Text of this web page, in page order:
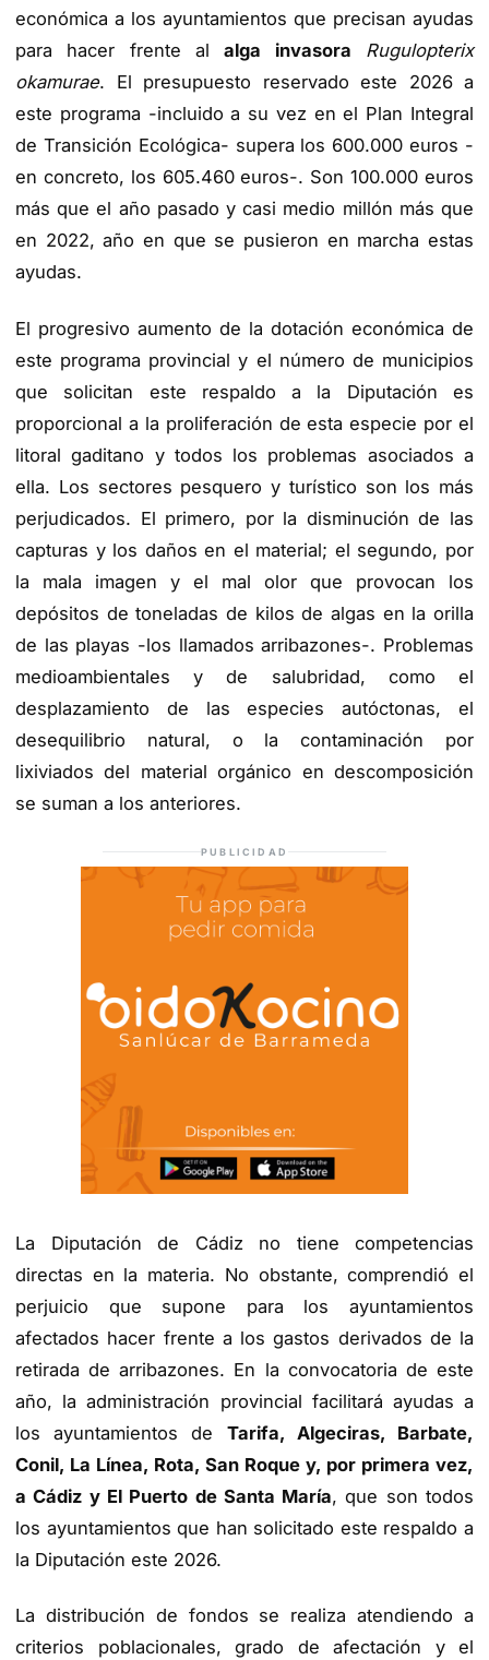
económica a los ayuntamientos que precisan ayudas
para hacer frente alalga invasora
Rugulopterix
okamurae. El presupuesto reservado este 2026 a
este programa -incluido a su vez en el Plan Integral
de Transición Ecológica- supera los 600.000 euros -
en concreto, los 605.460 euros-. Son 100.000 euros
más que el año pasado y casi medio millón más que
en 2022, año en que se pusieron en marcha estas
ayudas.
El progresivo aumento de la dotación económica de
este programa provincial y el número de municipios
que solicitan este respaldo a la Diputación es
proporcional a la proliferación de esta especie por el
litoral gaditano y todos los problemas asociados a
ella. Los sectores pesquero y turístico son los más
perjudicados. El primero, por la disminución de las
capturas y los daños en el material; el segundo, por
la mala imagen y el mal olor que provocan los
depósitos de toneladas de kilos de algas en la orilla
de las playas -los llamados arribazones-. Problemas
medioambientales y de salubridad, como el
desplazamiento de las especies autóctonas, el
desequilibrio natural, o la contaminación por
lixiviados del material orgánico en descomposición
se suman a los anteriores.
PUBLICIDAD
La Diputación de Cádiz no tiene competencias
directas en la materia. No obstante, comprendió el
perjuicio que supone para los ayuntamientos
afectados hacer frente a los gastos derivados de la
retirada de arribazones. En la convocatoria de este
año, la administración provincial facilitará ayudas a
los ayuntamientos de Tarifa, Algeciras, Barbate,
Conil, La Línea, Rota, San Roque y, por primera vez,
a Cádiz y El Puerto de Santa María, que son todos
los ayuntamientos que han solicitado este respaldo a
la Diputación este 2026.
La distribución de fondos se realiza atendiendo a
criterios poblacionales, grado de afectación y el